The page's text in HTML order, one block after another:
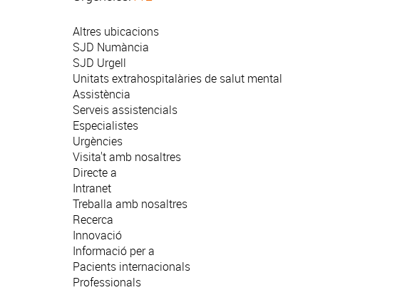
Altres ubicacions
SJD Numància
SJD Urgell
Unitats extrahospitalàries de salut mental
Assistència
Serveis assistencials
Especialistes
Urgències
Visita't amb nosaltres
Directe a
Intranet
Treballa amb nosaltres
Recerca
Innovació
Informació per a
Pacients internacionals
Professionals